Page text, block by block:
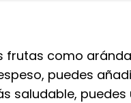
frutas como
puedes
saludable,